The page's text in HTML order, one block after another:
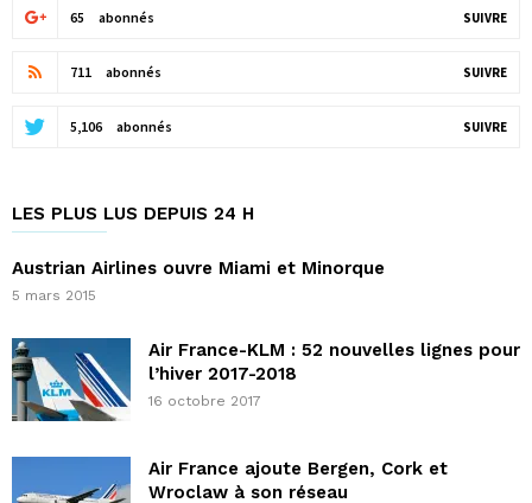
65 abonnés SUIVRE
711 abonnés SUIVRE
5,106 abonnés SUIVRE
LES PLUS LUS DEPUIS 24 H
Austrian Airlines ouvre Miami et Minorque
5 mars 2015
Air France-KLM : 52 nouvelles lignes pour
l’hiver 2017-2018
16 octobre 2017
Air France ajoute Bergen, Cork et
Wroclaw à son réseau